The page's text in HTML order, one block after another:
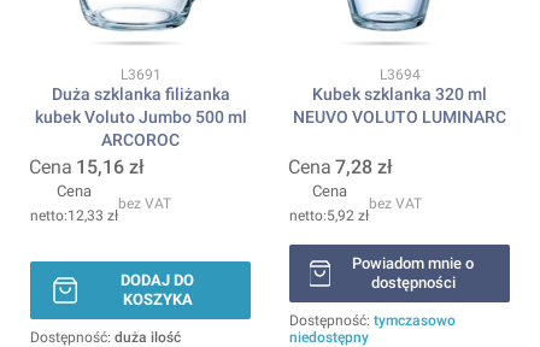
Kod produktu
L3691
Duża szklanka filiżanka
kubek Voluto Jumbo 500 ml
ARCOROC
Cena 15,16 zł
Cena
12,33 zł
bez VAT
DODAJ DO
KOSZYKA
Dostępność: duża ilość
Kod produktu
L3694
Kubek szklanka 320 ml
NEUVO VOLUTO LUMINARC
Cena 7,28 zł
Cena
5,92 zł
bez VAT
Powiadom mnie o
dostępności
Dostępność: tymczasowo
niedostępny